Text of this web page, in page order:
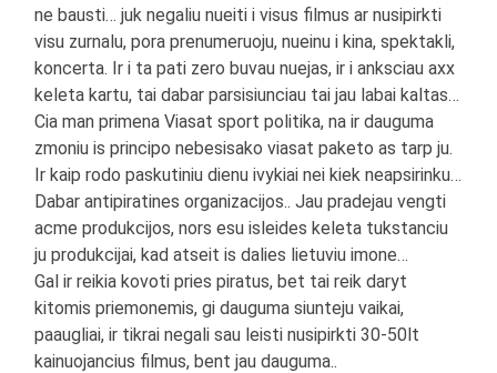
ne bausti… juk negaliu nueiti i visus filmus ar nusipirkti
visu zurnalu, pora prenumeruoju, nueinu i kina, spektakli,
koncerta. Ir i ta pati zero buvau nuejas, ir i anksciau axx
keleta kartu, tai dabar parsisiunciau tai jau labai kaltas…
Cia man primena Viasat sport politika, na ir dauguma
zmoniu is principo nebesisako viasat paketo as tarp ju.
Ir kaip rodo paskutiniu dienu ivykiai nei kiek neapsirinku…
Dabar antipiratines organizacijos.. Jau pradejau vengti
acme produkcijos, nors esu isleides keleta tukstanciu
ju produkcijai, kad atseit is dalies lietuviu imone…
Gal ir reikia kovoti pries piratus, bet tai reik daryt
kitomis priemonemis, gi dauguma siunteju vaikai,
paaugliai, ir tikrai negali sau leisti nusipirkti 30-50lt
kainuojancius filmus, bent jau dauguma..